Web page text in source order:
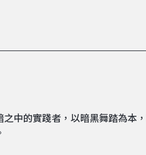
中的實踐者，以暗黑舞踏為本